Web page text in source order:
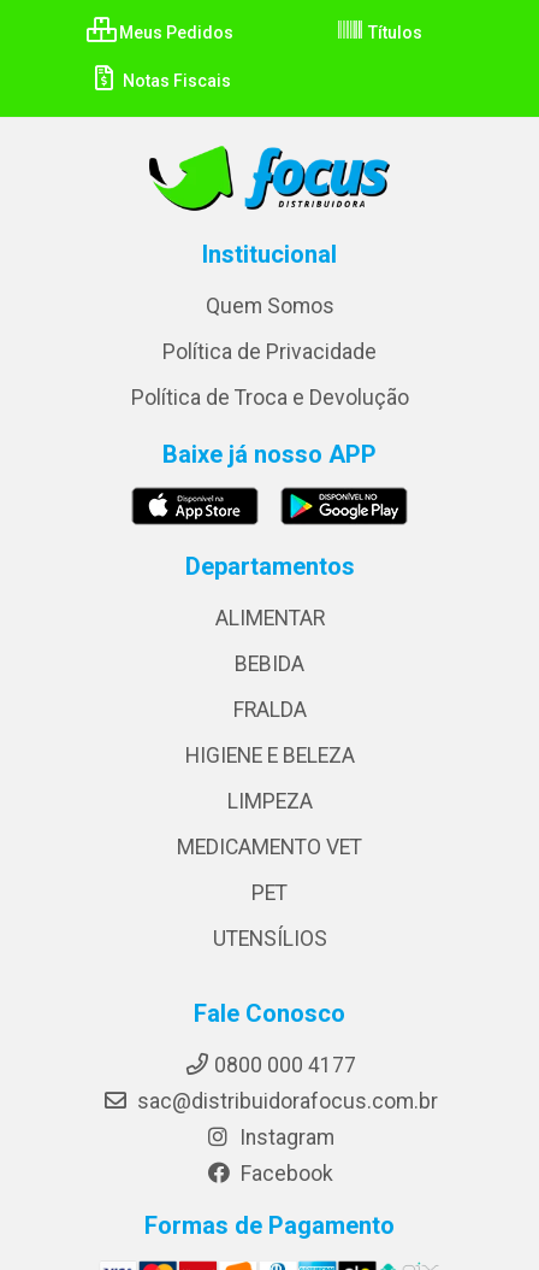
Meus Pedidos Títulos
Notas Fiscais
Institucional
Quem Somos
Política de Privacidade
Política de Troca e Devolução
Baixe já nosso APP
Departamentos
ALIMENTAR
BEBIDA
FRALDA
HIGIENE E BELEZA
LIMPEZA
MEDICAMENTO VET
PET
UTENSÍLIOS
Fale Conosco
0800 000 4177
sac@distribuidorafocus.com.br
Instagram
Facebook
Formas de Pagamento